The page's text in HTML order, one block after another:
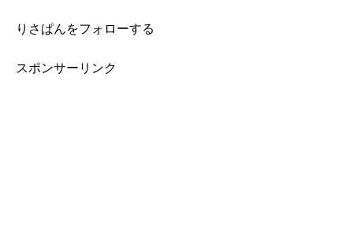
りさぱんをフォローする
スポンサーリンク